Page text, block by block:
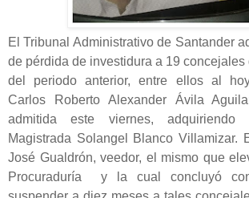
El Tribunal Administrativo de Santander
de pérdida de investidura a 19
del periodo anterior, entre ellos al
Carlos Roberto Alexander Ávila
admitida este viernes,
Magistrada Solangel Blanco Villamizar.
José Gualdrón, veedor, el mismo que
Procuraduría y la cual concluyó